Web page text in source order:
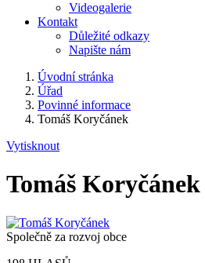
Videogalerie
Kontakt
Důležité odkazy
Napište nám
Úvodní stránka
Úřad
Povinné informace
Tomáš Koryčánek
Vytisknout
Tomáš Koryčánek
Společně za rozvoj obce